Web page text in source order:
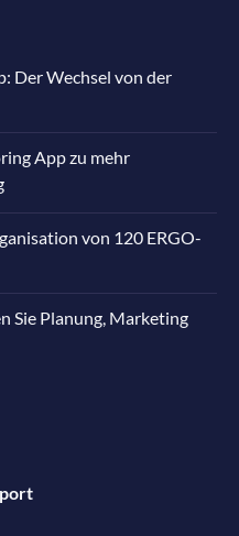
Der Wechsel von der
App zu mehr
von 120 ERGO-
Sie Planung, Marketing